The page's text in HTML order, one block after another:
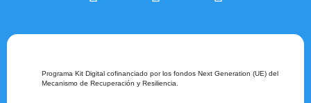
Programa Kit Digital cofinanciado por los fondos Next Generation (UE) del
Mecanismo de Recuperación y Resiliencia.